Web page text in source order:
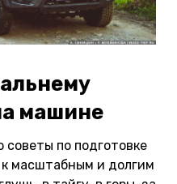
машине
советы по подготовке
к масштабным и долгим